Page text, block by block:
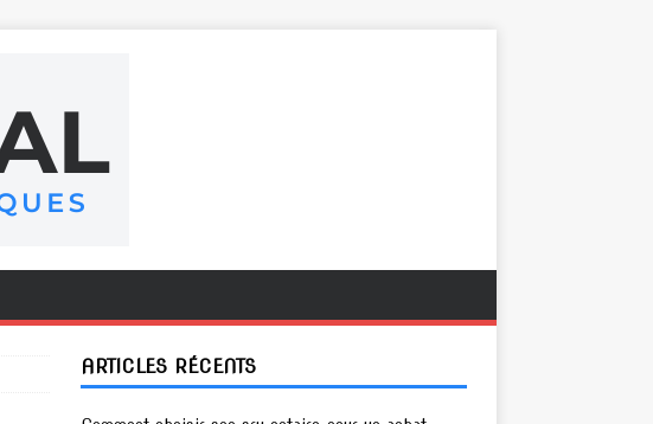
ARTICLES RÉCENTS